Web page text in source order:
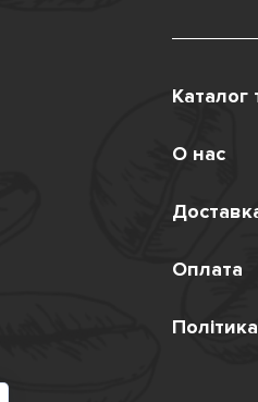
Каталог
О нас
Оплата